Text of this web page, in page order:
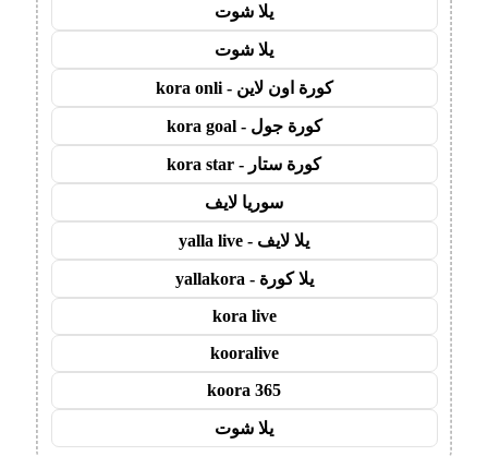
يلا شوت
يلا شوت
كورة اون لاين - kora onli
كورة جول - kora goal
كورة ستار - kora star
سوريا لايف
يلا لايف - yalla live
يلا كورة - yallakora
kora live
kooralive
koora 365
يلا شوت